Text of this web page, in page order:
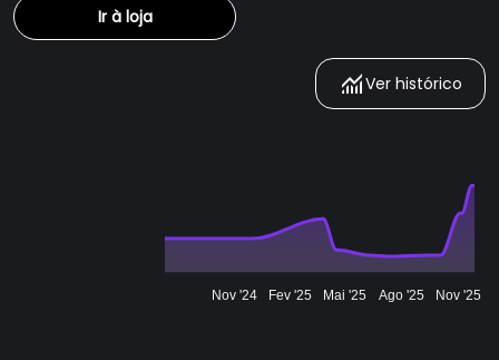
Ir à loja
Ver histórico
Nov '24 Fev '25 Mai '25 Ago '25 Nov '25